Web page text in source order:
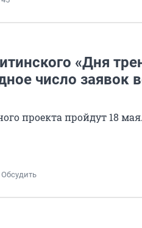
«Дня
число заявок
проекта пройдут 18 мая.
Обсудить